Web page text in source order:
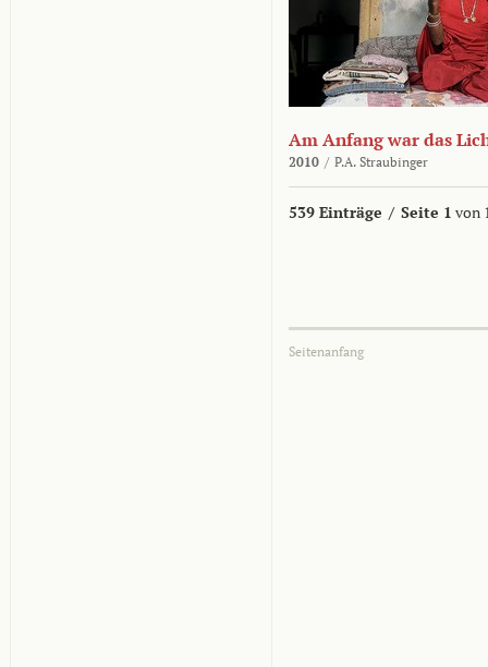
Am Anfang war das
2010 / P.A. Straubinger
539 Einträge / Seite 1 von
Seitenanfang